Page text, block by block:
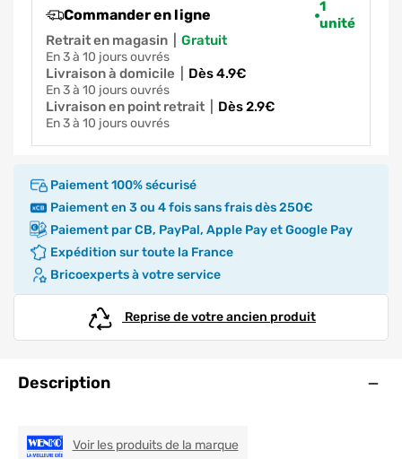
Commander en ligne
1
unité
Retrait en magasin
gratuit
en 3 à 10 jours ouvrés
Livraison à domicile dès 4.9€
en 3 à 10 jours ouvrés
Livraison en point retrait dès 2.9€
en 3 à 10 jours ouvrés
Paiement 100% sécurisé
Paiement en 3 ou 4 fois sans frais dès 250€
Paiement par CB, PayPal, Apple Pay et Google Pay
Expédition sur toute la France
Bricoexperts à votre service
Reprise de votre ancien produit
Description
Voir les produits de la marqueWENKO